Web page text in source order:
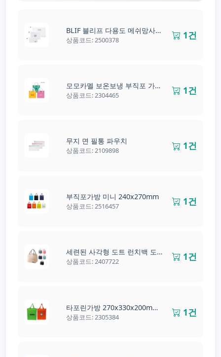
BLIF 블리프 다용도 메쉬망사 파우치
상품코드: 2500378 1건
모모카멜 보온보냉 부직포 가방 피크닉 도시락
상품코드: 2304465 1건
무지 면 필통 파우치
상품코드: 2109898 1건
부직포가방 미니 240x270mm
상품코드: 2516457 1건
세련된 사각형 도트 런치백 도시락가방
상품코드: 2407722 1건
타포린가방 270x330x200mm 소형
상품코드: 2305384 1건